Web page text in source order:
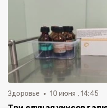
Здоровье 10 июня , 14:45